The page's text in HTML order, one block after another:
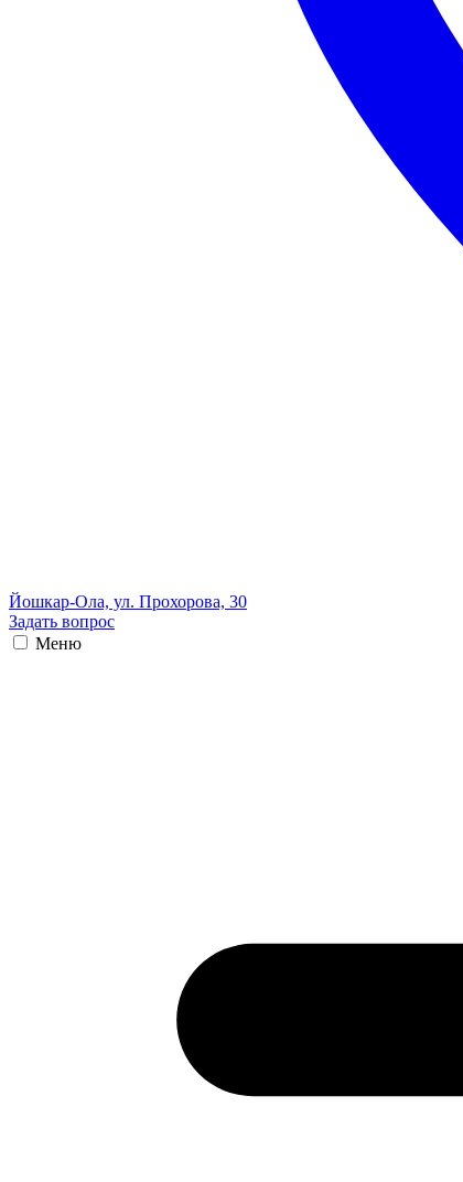
Йошкар-Ола, ул. Прохорова, 30
Задать вопрос
Меню